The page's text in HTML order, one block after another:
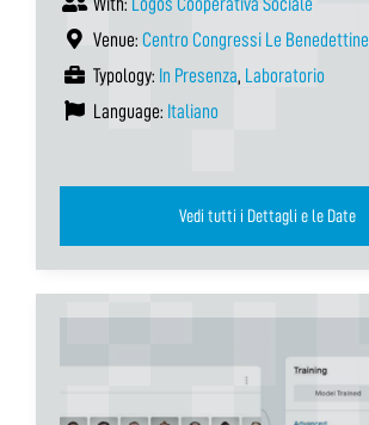
With: Logos Cooperativa Sociale
Venue: Centro Congressi Le Benedettine
Typology: In Presenza, Laboratorio
Language: Italiano
Vedi tutti i Dettagli e le Date